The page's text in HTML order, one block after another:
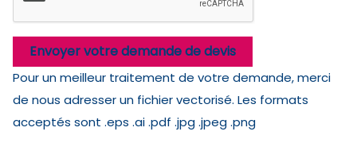
Envoyer votre demande de devis
Pour un meilleur traitement de votre demande, merci
de nous adresser un fichier vectorisé. Les formats
acceptés sont .eps .ai .pdf .jpg .jpeg .png